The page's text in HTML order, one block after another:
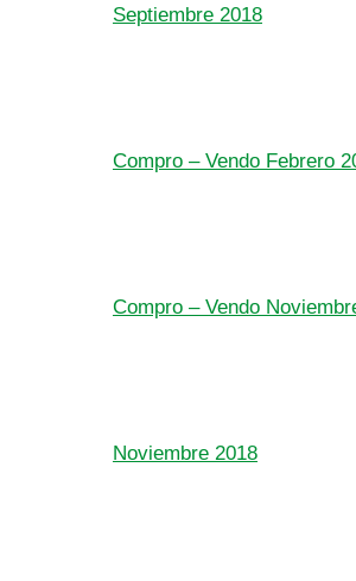
Septiembre 2018
Compro – Vendo Febrero
Compro – Vendo
Noviembre 2018